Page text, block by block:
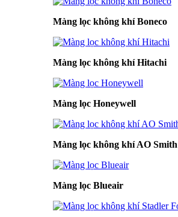
Màng lọc không khí Boneco
Màng lọc không khí Hitachi
Màng lọc Honeywell
Màng lọc không khí AO Smith
Màng lọc Blueair